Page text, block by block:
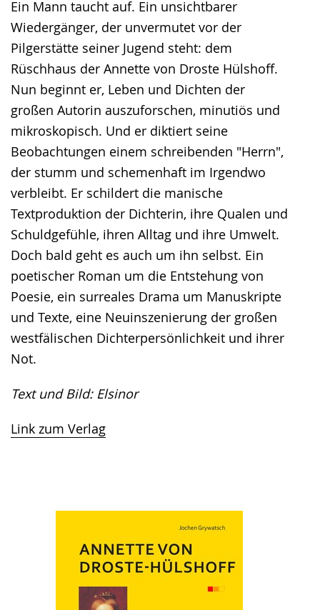
Ein Mann taucht auf. Ein unsichtbarer
Wiedergänger, der unvermutet vor der
Pilgerstätte seiner Jugend steht: dem
Rüschhaus der Annette von Droste Hülshoff.
Nun beginnt er, Leben und Dichten der
großen Autorin auszuforschen, minutiös und
mikroskopisch. Und er diktiert seine
Beobachtungen einem schreibenden "Herrn",
der stumm und schemenhaft im Irgendwo
verbleibt. Er schildert die manische
Textproduktion der Dichterin, ihre Qualen und
Schuldgefühle, ihren Alltag und ihre Umwelt.
Doch bald geht es auch um ihn selbst. Ein
poetischer Roman um die Entstehung von
Poesie, ein surreales Drama um Manuskripte
und Texte, eine Neuinszenierung der großen
westfälischen Dichterpersönlichkeit und ihrer
Not.
Text und Bild: Elsinor
Link zum Verlag